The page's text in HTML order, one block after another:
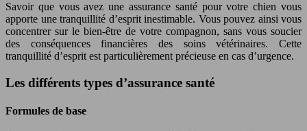
Savoir que vous avez une assurance santé pour votre chien vous
apporte une tranquillité d’esprit inestimable. Vous pouvez ainsi vous
concentrer sur le bien-être de votre compagnon, sans vous soucier
des conséquences financières des soins vétérinaires. Cette
tranquillité d’esprit est particulièrement précieuse en cas d’urgence.
Les différents types d’assurance santé
Formules de base